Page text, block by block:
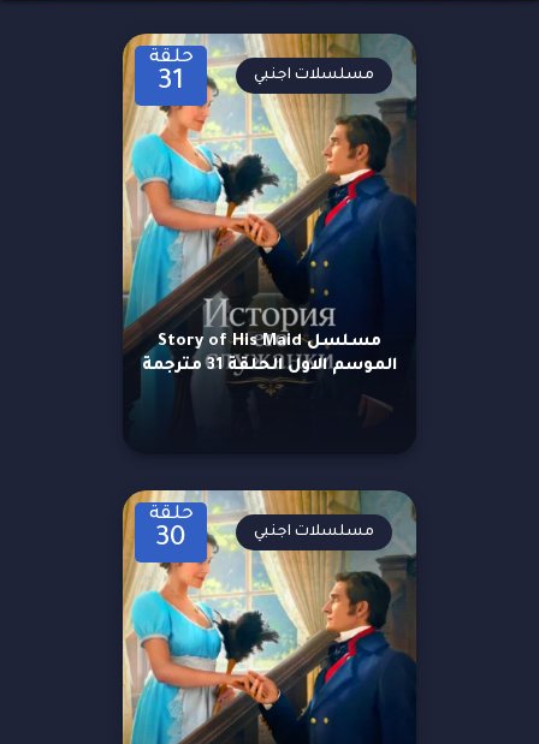
حلقة
31
مسلسل Story of His Maid
الموسم الاول الحلقة 31 مترجمة
مسلسلات اجنبي
حلقة
30 مسلسلات اجنبي